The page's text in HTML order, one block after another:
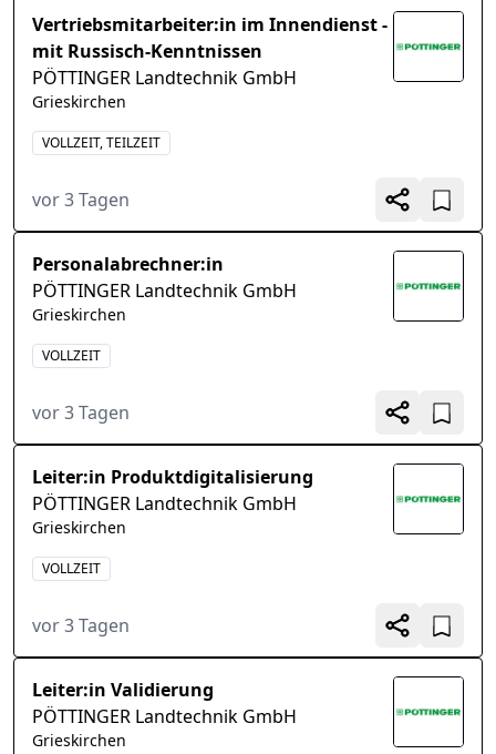
Vertriebsmitarbeiter:in im Innendienst -
mit Russisch-Kenntnissen
PÖTTINGER Landtechnik GmbH
Grieskirchen
VOLLZEIT, TEILZEIT
vor 3 Tagen
Personalabrechner:in
PÖTTINGER Landtechnik GmbH
Grieskirchen
VOLLZEIT
vor 3 Tagen
Leiter:in Produktdigitalisierung
PÖTTINGER Landtechnik GmbH
Grieskirchen
VOLLZEIT
vor 3 Tagen
Leiter:in Validierung
PÖTTINGER Landtechnik GmbH
Grieskirchen